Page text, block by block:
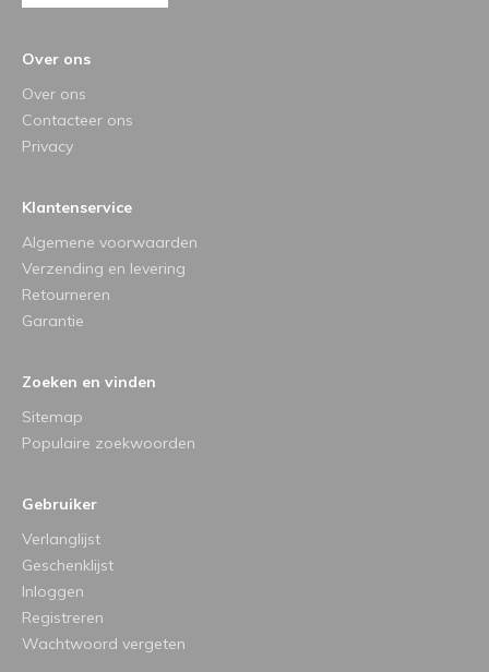
Over ons
Over ons
Contacteer ons
Privacy
Klantenservice
Algemene voorwaarden
Verzending en levering
Retourneren
Garantie
Zoeken en vinden
Sitemap
Populaire zoekwoorden
Gebruiker
Verlanglijst
Geschenklijst
Inloggen
Registreren
Wachtwoord vergeten